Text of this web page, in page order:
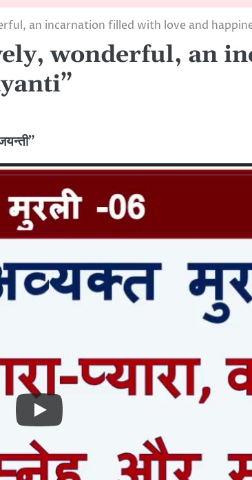
an incarnation filled with love and
wonderful, an